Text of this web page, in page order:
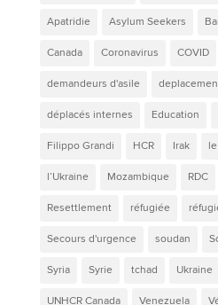
Apatridie Asylum Seekers
Canada Coronavirus COVID
demandeurs d'asile
déplacés internes Education
Filippo Grandi HCR Irak
l’Ukraine Mozambique RDC
Resettlement réfugiée
Secours d'urgence soudan
Syria Syrie tchad Ukraine
UNHCR Canada Venezuela